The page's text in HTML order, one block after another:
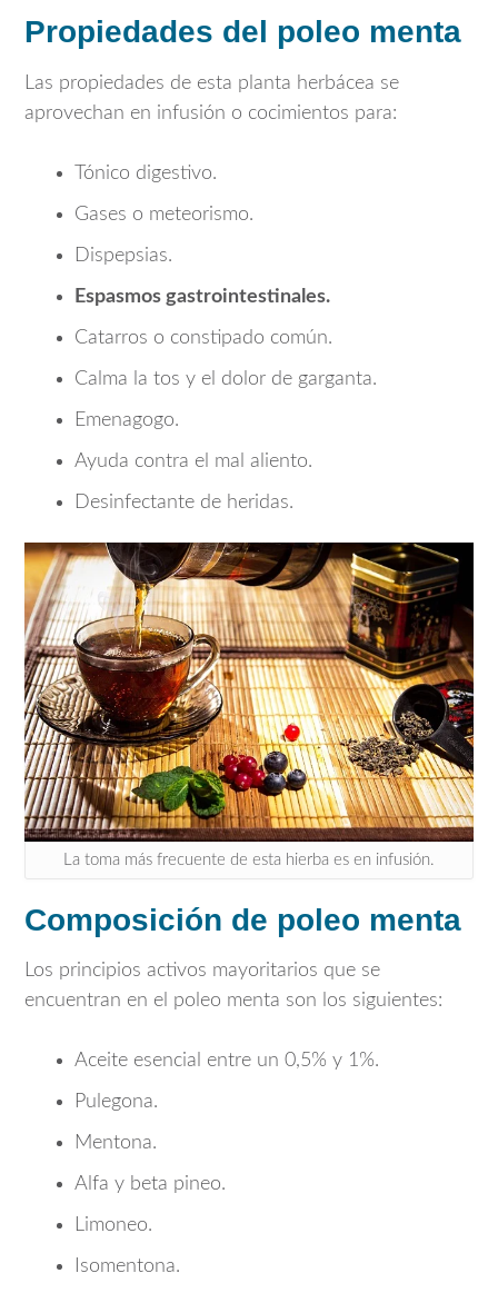
Propiedades del poleo menta
Las propiedades de esta planta herbácea se
aprovechan en infusión o cocimientos para:
Tónico digestivo.
Gases o meteorismo.
Dispepsias.
Espasmos gastrointestinales.
Catarros o constipado común.
Calma la tos y el dolor de garganta.
Emenagogo.
Ayuda contra el mal aliento.
Desinfectante de heridas.
La toma más frecuente de esta hierba es en infusión.
Composición de poleo menta
Los principios activos mayoritarios que se
encuentran en el poleo menta son los siguientes:
Aceite esencial entre un 0,5% y 1%.
Pulegona.
Mentona.
Alfa y beta pineo.
Limoneo.
Isomentona.